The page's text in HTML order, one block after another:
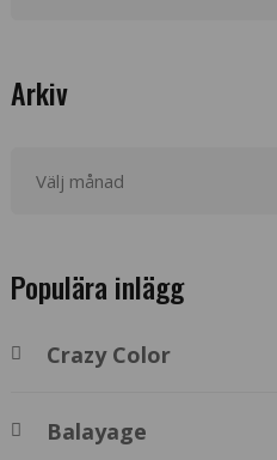
Arkiv
Populära inlägg
Crazy Color
Balayage